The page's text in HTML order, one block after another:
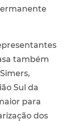
também
Sul da
para
dos